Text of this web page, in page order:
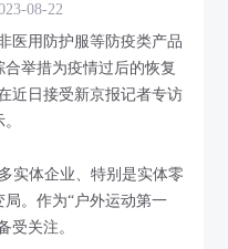
08-22
医用防护服等防疫类产品
举措为疫情过后的恢复
近日接受新京报记者专访
实体企业、特别是实体零
。作为“户外运动第一
受关注。